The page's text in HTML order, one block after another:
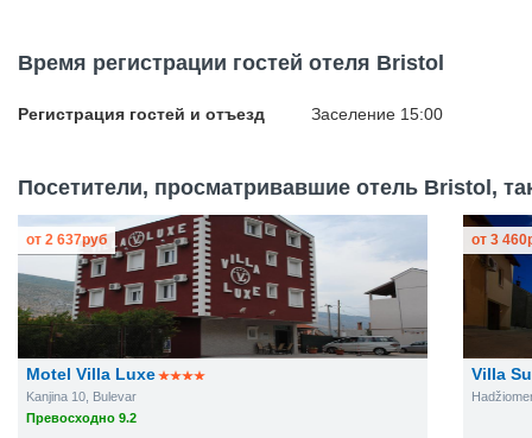
Время регистрации гостей отеля Bristol
Регистрация гостей и отъезд Заселение 15:00
Посетители, просматривавшие отель Bristol,
Motel Villa Luxe
Kanjina 10, Bulevar
Превосходно 9.2
от 2 637руб
Villa
от 3 460